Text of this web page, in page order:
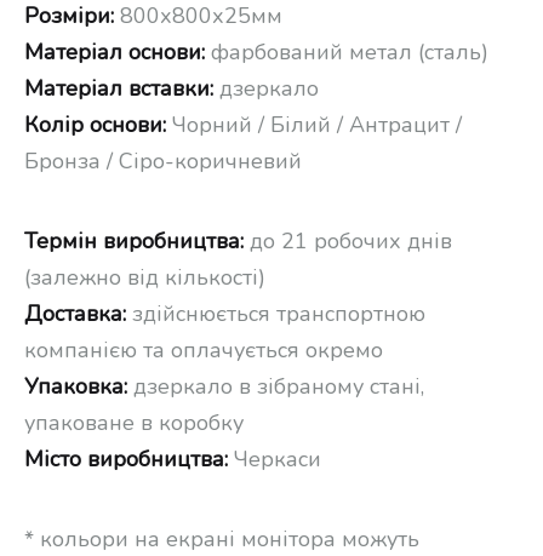
Розміри: 800х800х25мм
Матеріал основи: фарбований метал (сталь)
Матеріал вставки: дзеркало
Колір основи: Чорний / Білий / Антрацит /
Бронза / Сіро-коричневий
Термін виробництва: до 21 робочих днів
(залежно від кількості)
Доставка: здійснюється транспортною
компанією та оплачується окремо
Упаковка: дзеркало в зібраному стані,
упаковане в коробку
Місто виробництва: Черкаси
* кольори на екрані монітора можуть